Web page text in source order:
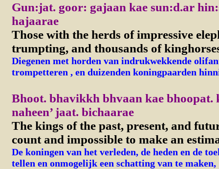
Gun:jat. goor: gajaan kae sun:d.ar
hajaarae
Those with the herds of impressive
trumpting, and thousands of
Diegenen met horden van indrukwekkende
trompetteren , en duizenden koningpaarden
Bhoot. bhavikkh bhvaan kae bhoopat.
naheen’ jaat. bichaarae
The kings of the past, present, and
count and impossible to make an
De koningen van het verleden, de heden en de
tellen en onmogelijk een schatting van te maken,